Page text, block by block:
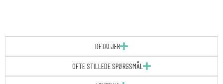
DETALJER
OFTE STILLEDE SPØRGSMÅL